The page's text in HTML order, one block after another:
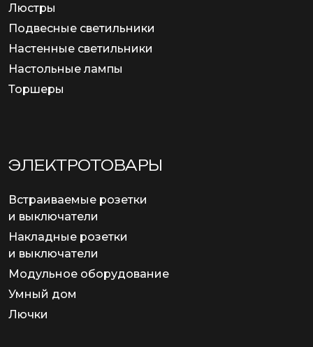
Люстры
Подвесные светильники
Настенные светильники
Настольные лампы
Торшеры
ЭЛЕКТРОТОВАРЫ
Встраиваемые розетки
и выключатели
Накладные розетки
и выключатели
Модульное оборудование
Умный дом
Лючки